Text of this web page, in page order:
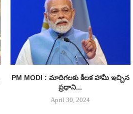
PM MODI : మాదిగలకు కీలక హామీ ఇచ్చిన
ప్రధాని...
April 30, 2024